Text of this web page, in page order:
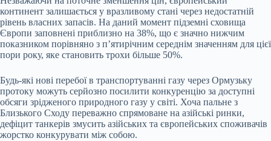
континент залишається у вразливому стані через недостатній
рівень власних запасів. На даний момент підземні сховища
Європи заповнені приблизно на 38%, що є значно нижчим
показником порівняно з п’ятирічним середнім значенням для цієї
пори року, яке становить трохи більше 50%.
Будь-які нові перебої в транспортуванні газу через Ормузьку
протоку можуть серйозно посилити конкуренцію за доступні
обсяги зрідженого природного газу у світі. Хоча пальне з
Близького Сходу переважно спрямоване на азійські ринки,
дефіцит танкерів змусить азійських та європейських споживачів
жорстко конкурувати між собою.